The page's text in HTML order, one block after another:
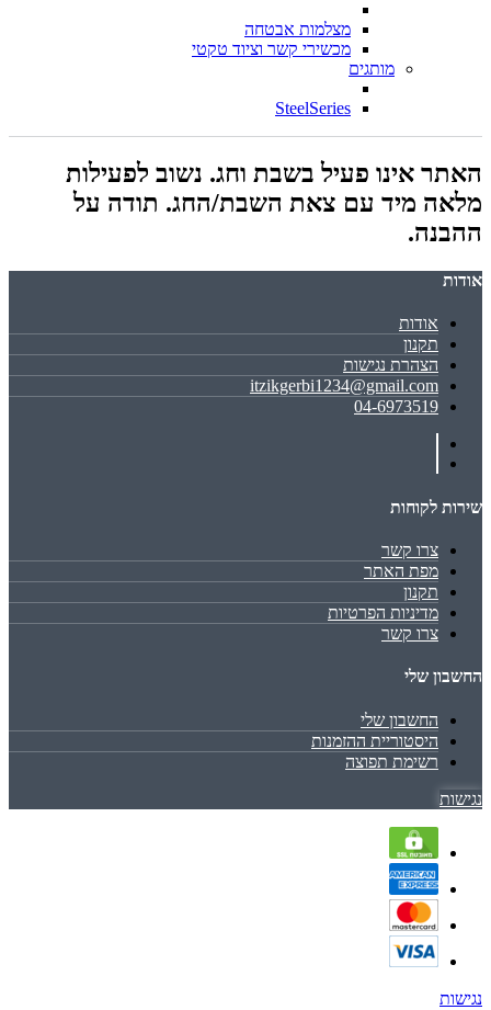
מצלמות אבטחה
מכשירי קשר וציוד טקטי
מותגים
SteelSeries
האתר אינו פעיל בשבת וחג. נשוב לפעילות
מלאה מיד עם צאת השבת/החג. תודה על
ההבנה.
אודות
אודות
תקנון
הצהרת נגישות
itzikgerbi1234@gmail.com
04-6973519
שירות לקוחות
צרו קשר
מפת האתר
תקנון
מדיניות הפרטיות
צרו קשר
החשבון שלי
החשבון שלי
היסטוריית ההזמנות
רשימת תפוצה
נגישות
נגישות